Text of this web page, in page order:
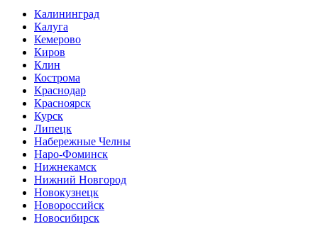
Калининград
Калуга
Кемерово
Киров
Клин
Кострома
Краснодар
Красноярск
Курск
Липецк
Набережные Челны
Наро-Фоминск
Нижнекамск
Нижний Новгород
Новокузнецк
Новороссийск
Новосибирск